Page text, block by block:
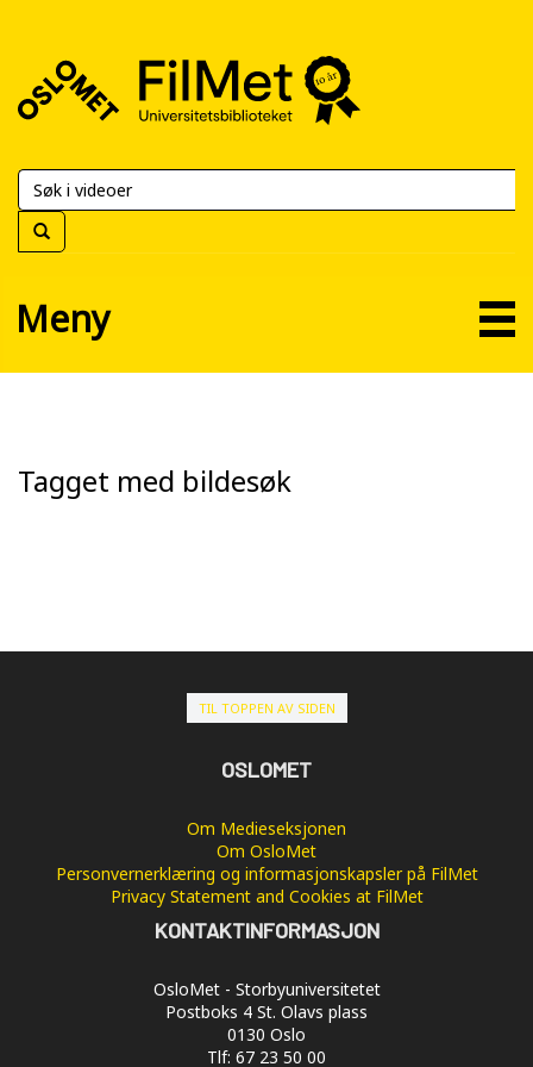
FilMet
Universitetsbiblioteket
Meny
Tagget med bildesøk
TIL TOPPEN AV SIDEN
OSLOMET
Om Medieseksjonen
Om OsloMet
Personvernerklæring og informasjonskapsler på FilMet
Privacy Statement and Cookies at FilMet
KONTAKTINFORMASJON
OsloMet - Storbyuniversitetet
Postboks 4 St. Olavs plass
0130 Oslo
Tlf: 67 23 50 00